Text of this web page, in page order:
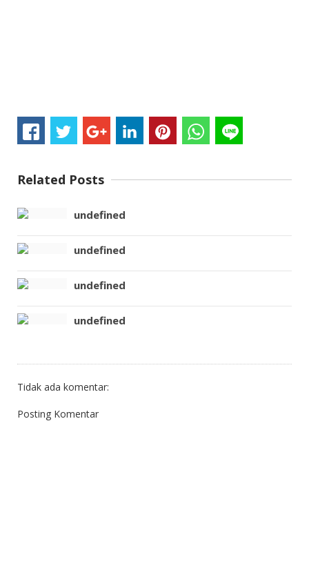
Related Posts
undefined
undefined
undefined
undefined
Tidak ada komentar:
Posting Komentar